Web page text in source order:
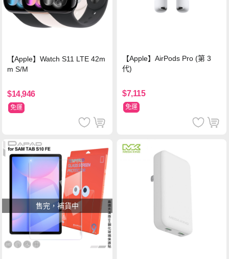
【Apple】Watch S11 LTE 42m
m S/M
$14,946
免運
【Apple】AirPods Pro (第 3
代)
$7,115
免運
售完，補貨中